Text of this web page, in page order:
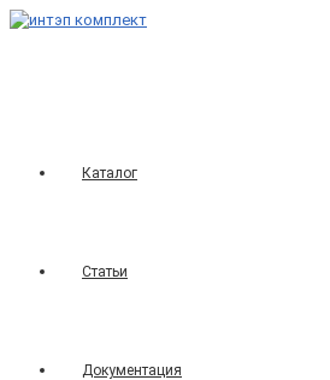
Перейти
Каталог
Статьи
Документация